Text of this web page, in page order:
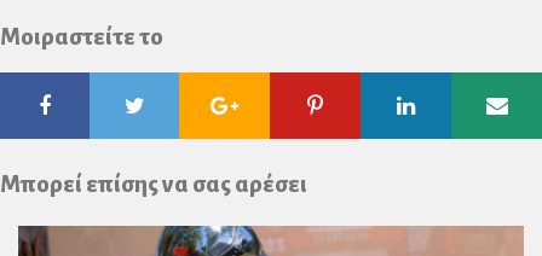
Μοιραστείτε το
FacebookTwitter Google
Plus
Pinterest Linkedin
Μπορεί επίσης να σας αρέσει